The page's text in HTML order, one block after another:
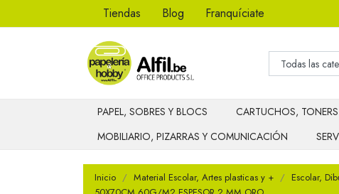
Tiendas Blog Franquíciate
PAPEL, SOBRES Y BLOCS CARTUCHOS,
MOBILIARIO, PIZARRAS Y COMUNICACIÓN
Inicio Material Escolar, Artes plasticas y + Escolar,